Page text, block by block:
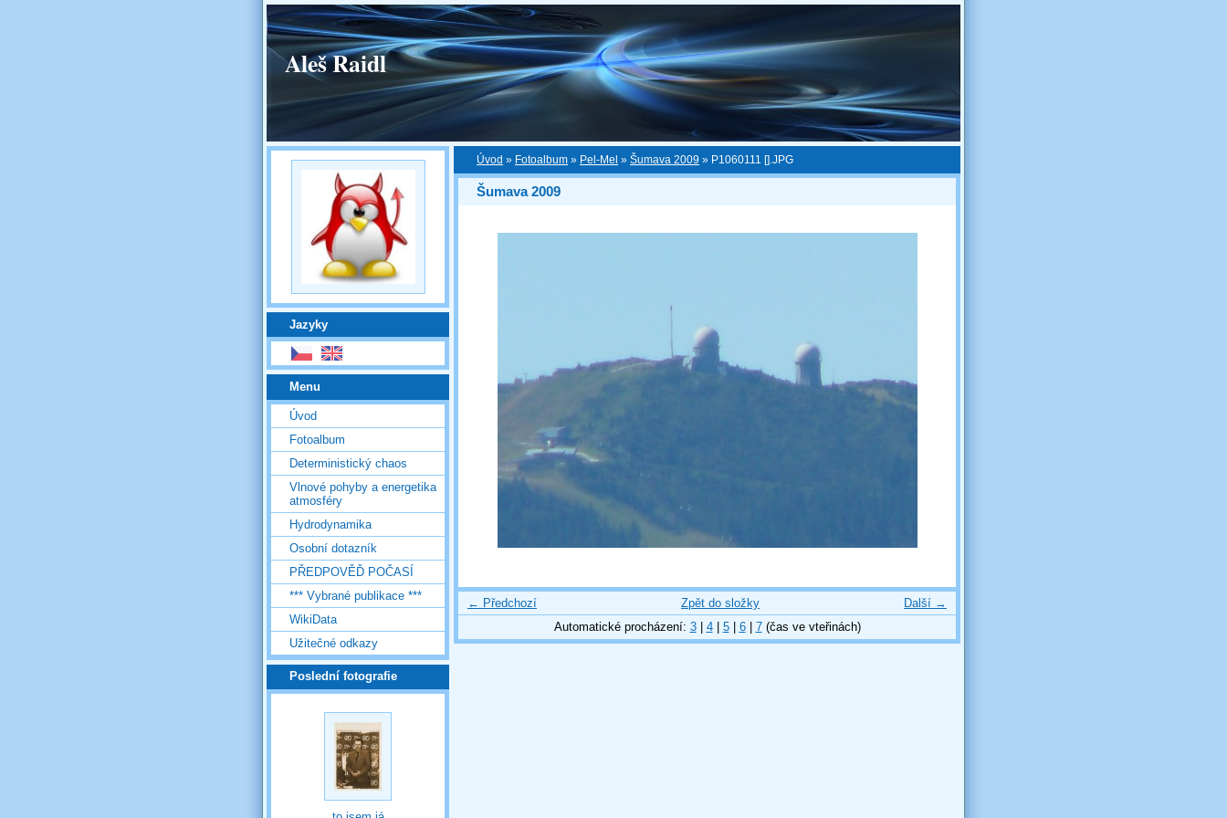
Aleš Raidl
Úvod » Fotoalbum » Pel-Mel » Šumava 2009 » P1060111 [].JPG
Šumava 2009
← Předchozí Další →
Zpět do složky
Automatické procházení: 3| 4| 5| 6| 7(čas ve vteřinách)
Jazyky
Menu
Úvod
Fotoalbum
Deterministický chaos
Vlnové pohyby a energetika
atmosféry
Hydrodynamika
Osobní dotazník
PŘEDPOVĚĎ POČASÍ
*** Vybrané publikace ***
WikiData
Užitečné odkazy
Poslední fotografie